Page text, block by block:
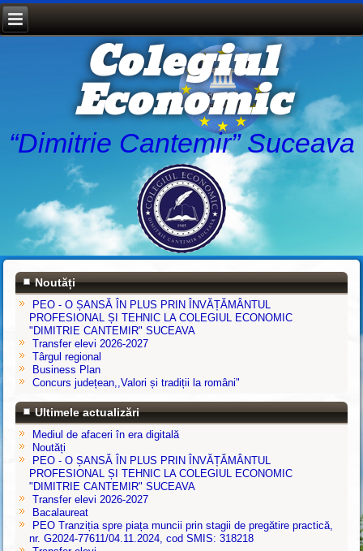
Colegiul
Economic
“Dimitrie Cantemir” Suceava
Noutăți
PEO - O ȘANSĂ ÎN PLUS PRIN ÎNVĂȚĂMÂNTUL
PROFESIONAL ȘI TEHNIC LA COLEGIUL ECONOMIC
"DIMITRIE CANTEMIR" SUCEAVA
Transfer elevi 2026-2027
Târgul regional
Business Plan
Concurs județean,,Valori și tradiții la români"
Ultimele actualizări
Mediul de afaceri în era digitală
Noutăți
PEO - O ȘANSĂ ÎN PLUS PRIN ÎNVĂȚĂMÂNTUL
PROFESIONAL ȘI TEHNIC LA COLEGIUL ECONOMIC
"DIMITRIE CANTEMIR" SUCEAVA
Transfer elevi 2026-2027
Bacalaureat
PEO Tranziția spre piața muncii prin stagii de pregătire practică,
nr. G2024-77611/04.11.2024, cod SMIS: 318218